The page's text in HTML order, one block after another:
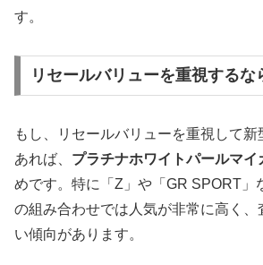
す。
リセールバリューを重視するな
もし、リセールバリューを重視して
あれば、 プラチナホワイトパールマイ
めです。特に「Z」や「GR SPORT」
の組み合わせでは人気が非常に高く、
い傾向があります。